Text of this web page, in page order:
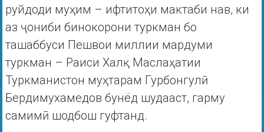
руйдоди муҳим – ифтитоҳи мактаби нав, ки
аз ҷониби бинокорони туркман бо
ташаббуси Пешвои миллии мардуми
туркман – Раиси Халқ Маслаҳатии
Туркманистон муҳтарам Гурбонгулӣ
Бердимухамедов бунёд шудааст, гарму
самимӣ шодбош гуфтанд.